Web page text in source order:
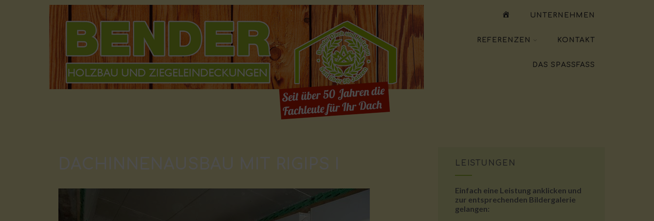
WILLKOMMEN
UNTERNEHMEN
REFERENZEN KONTAKT
DAS SPASSFASS
LEISTUNGEN
Einfach eine Leistung anklicken und
zur entsprechenden Bildergalerie
gelangen: